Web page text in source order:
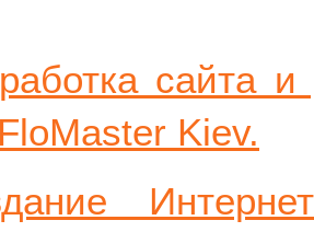
сайта
Kiev.